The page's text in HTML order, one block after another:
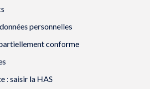
n
ê
ê
t
ê
personnelles
conforme
: saisir la HAS